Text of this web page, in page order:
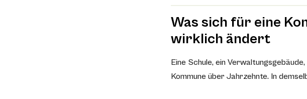
Was sich für eine
wirklich ändert
Eine Schule, ein
Kommune über Jahrzehnte. In